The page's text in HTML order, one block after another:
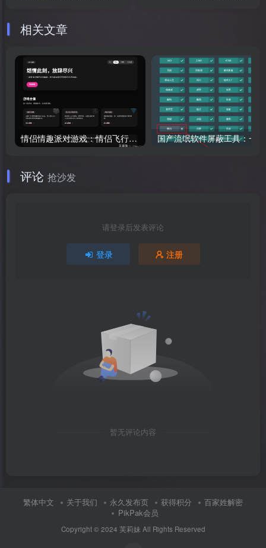
相关文章
情侣情趣派对游戏：情侣飞行棋+真心话大冒险新增好孩子版本
评论 抢沙发
请登录后发表评论
登录 注册
暂无评论内容
繁体中文 关于我们 永久发布页 获得积分
百家姓解密
PikPak会员
Copyright © 2024 芙莉妹 All Rights Reserved